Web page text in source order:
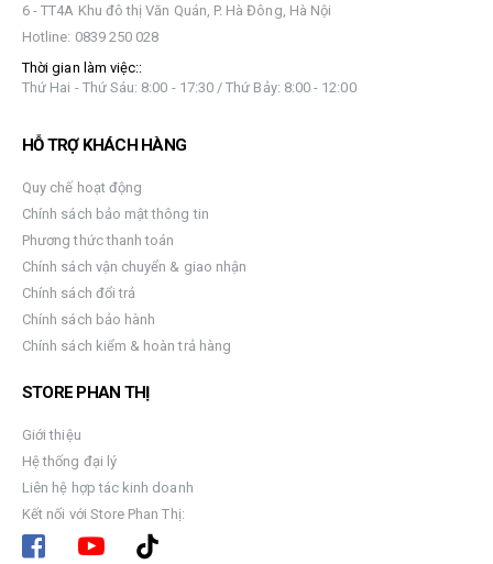
6 - TT4A Khu đô thị Văn Quán, P. Hà Đông, Hà Nội
Hotline: 0839 250 028
Thời gian làm việc::
Thứ Hai - Thứ Sáu: 8:00 - 17:30 / Thứ Bảy: 8:00 - 12:00
HỖ TRỢ KHÁCH HÀNG
Quy chế hoạt động
Chính sách bảo mật thông tin
Phương thức thanh toán
Chính sách vận chuyển & giao nhận
Chính sách đổi trả
Chính sách bảo hành
Chính sách kiểm & hoàn trả hàng
STORE PHAN THỊ
Giới thiệu
Hệ thống đại lý
Liên hệ hợp tác kinh doanh
Kết nối với Store Phan Thị: